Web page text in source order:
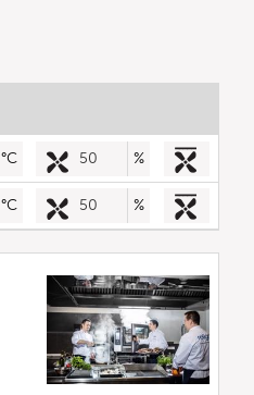
°C 50 %
°C 50 %